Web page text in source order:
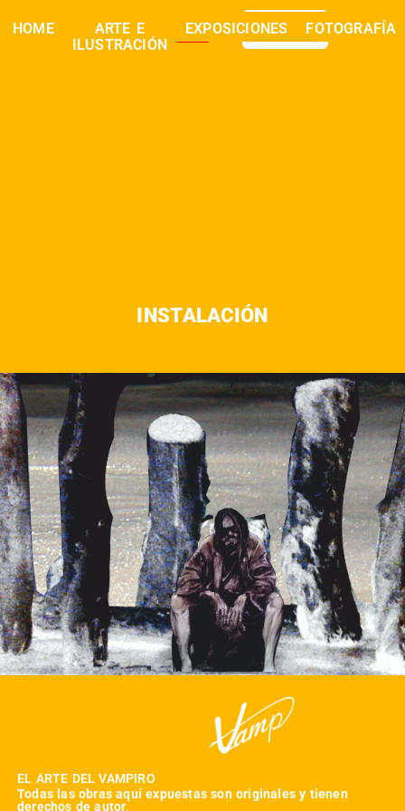
HOME
ARTE E
ILUSTRACIÓN
EXPOSICIONES FOTOGRAFÍA
buscar 0,00
INSTALACIÓN
EL ARTE DEL VAMPIRO
Todas las obras aquí expuestas son originales y tienen
derechos de autor.